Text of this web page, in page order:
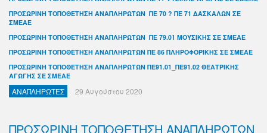
ΠΡΟΣΩΡΙΝΗ ΤΟΠΟΘΕΤΗΣΗ ΑΝΑΠΛΗΡΩΤΩΝ ΠΕ 70 ? ΠΕ 71 ΔΑΣΚΑΛΩΝ ΣΕ
ΣΜΕΑΕ
ΠΡΟΣΩΡΙΝΗ ΤΟΠΟΘΕΤΗΣΗ ΑΝΑΠΛΗΡΩΤΩΝ ΠΕ 79.01 ΜΟΥΣΙΚΗΣ ΣΕ ΣΜΕΑΕ
ΠΡΟΣΩΡΙΝΗ ΤΟΠΟΘΕΤΗΣΗ ΑΝΑΠΛΗΡΩΤΩΝ ΠΕ 86 ΠΛΗΡΟΦΟΡΙΚΗΣ ΣΕ ΣΜΕΑΕ
ΠΡΟΣΩΡΙΝΗ ΤΟΠΟΘΕΤΗΣΗ ΑΝΑΠΛΗΡΩΤΩΝ ΠΕ91.01_ΠΕ91.02 ΘΕΑΤΡΙΚΗΣ
ΑΓΩΓΗΣ ΣΕ ΣΜΕΑΕ
ΑΝΑΠΛΗΡΩΤΕΣ 29 Αυγούστου 2020
ΠΡΟΣΩΡΙΝΗ ΤΟΠΟΘΕΤΗΣΗ ΑΝΑΠΛΗΡΩΤΩΝ